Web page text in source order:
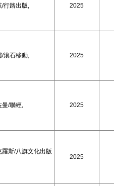
/行路出版, 2025
/滾石移動, 2025
曼/聯經, 2025
羅斯/八旗文化出版
2025